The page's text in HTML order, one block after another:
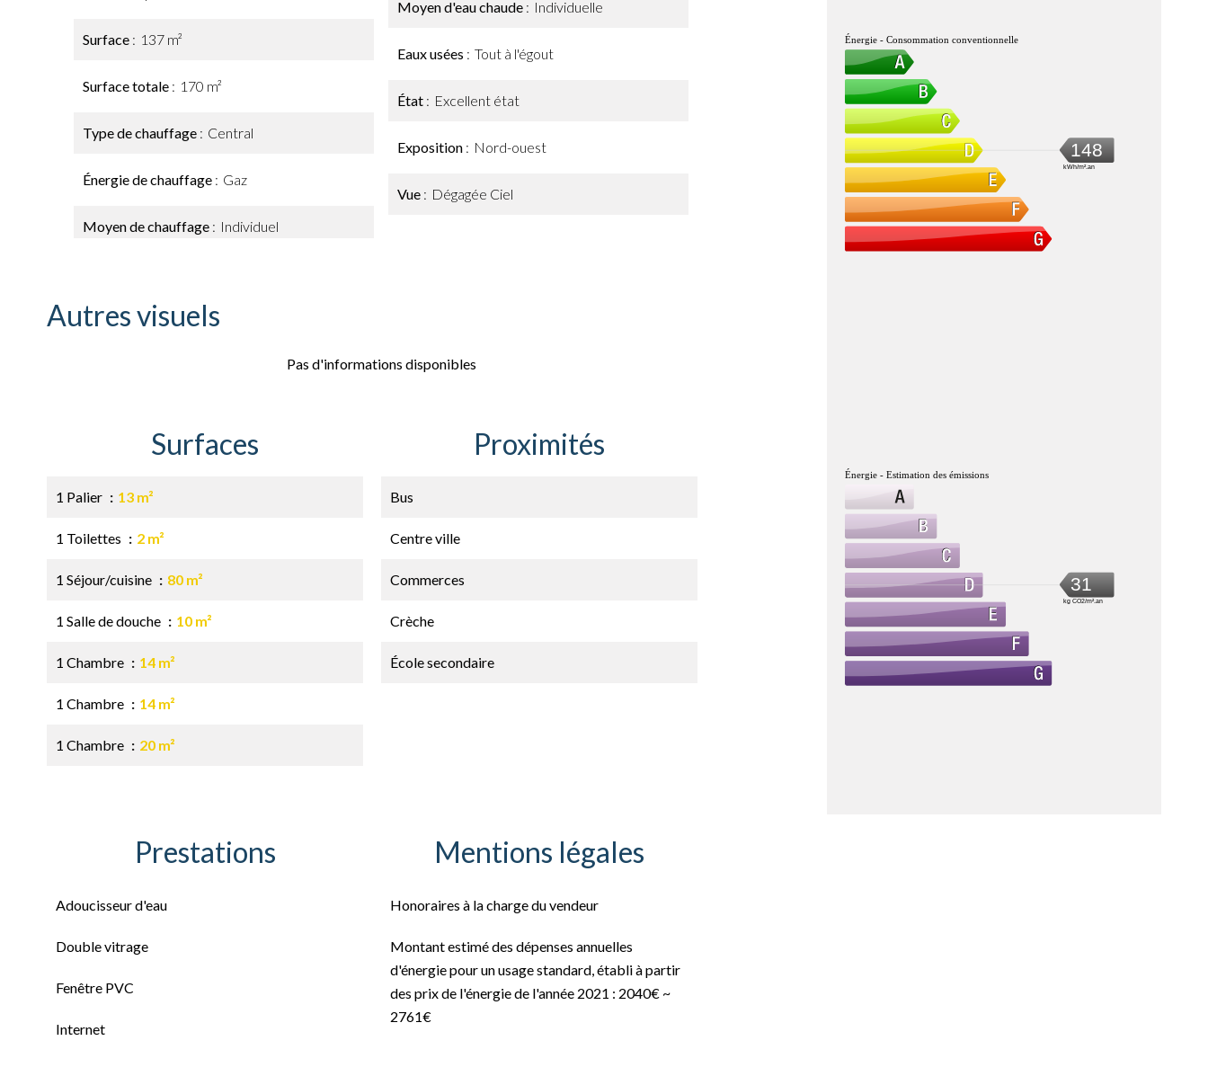
Surface 137 m²
Surface totale 170 m²
Type de chauffage Central
Énergie de chauffage Gaz
Moyen de chauffage Individuel
Moyen d'eau chaude Individuelle
Eaux usées Tout à l'égout
État Excellent état
Exposition Nord-ouest
Vue Dégagée Ciel
Autres visuels
Pas d'informations disponibles
Surfaces
1 Palier 13 m²
1 Toilettes 2 m²
1 Séjour/cuisine 80 m²
1 Salle de douche 10 m²
1 Chambre 14 m²
1 Chambre 14 m²
1 Chambre 20 m²
Proximités
Bus
Centre ville
Commerces
Crèche
École secondaire
Prestations
Adoucisseur d'eau
Double vitrage
Fenêtre PVC
Internet
Mentions légales
Honoraires à la charge du vendeur
Montant estimé des dépenses annuelles
d'énergie pour un usage standard, établi à partir
des prix de l'énergie de l'année 2021 : 2040€ ~
2761€
Énergie - Consommation conventionnelle
148
kWh/m².an
Énergie - Estimation des émissions
31
kg CO2/m².an